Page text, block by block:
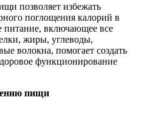
позволяет избежать
поглощения калорий в
питание, включающее все
жиры, углеводы,
волокна, помогает создать
функционирование
пищи